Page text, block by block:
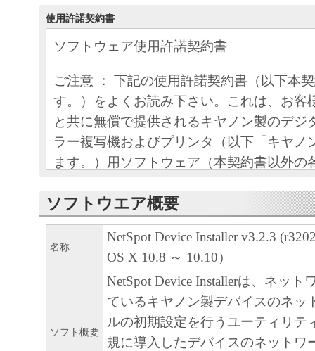
使用許諾契約書
ソフトウェア使用許諾契約書
ご注意 ： 下記の使用許諾契約書（以下本
す。）をよくお読み下さい。これは、お客
と共に無償で提供されるキヤノン製のデジ
ラー複写機およびプリンタ（以下「キヤノ
ます。）用ソフトウェア（本契約書以外の
す。）をご利用になるための、お客様とキ
（以下キヤノンと言います。）との間の契
お客様は、『同意』を示す行為、または「
ア」の使用のいずれかをもって、本契約書
になります。お客様が本契約書に同意でき
ソフトウェア」を使用することはできませ
ソフトウエア概要
名称
NetSpot Device Installer v3.2.3
OS X 10.8 ～ 10.10）
ソフト概要
NetSpot Device Installerは、ネット
ているキヤノン製デバイスのネッ
ルの初期設定を行うユーティリテ
規に導入したデバイスのネットワ